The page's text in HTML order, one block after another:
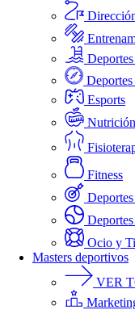
Esports
Fitness
Ocio y
Masters deportivos
VER